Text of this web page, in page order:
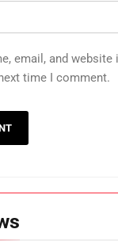
email, and website
time I comment.